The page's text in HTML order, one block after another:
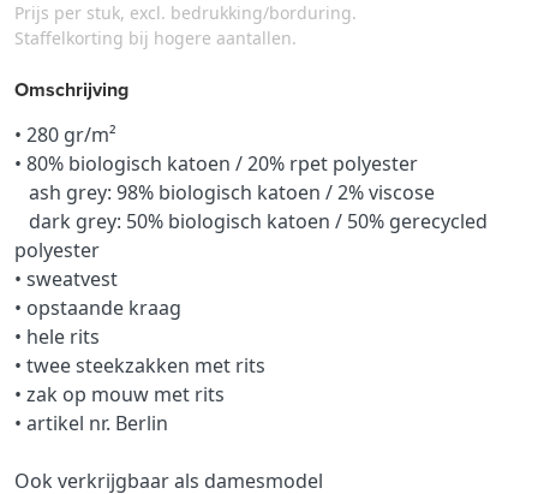
Prijs per stuk, excl. bedrukking/borduring.
Staffelkorting bij hogere aantallen.
Omschrijving
• 280 gr/m²
• 80% biologisch katoen / 20% rpet polyester
ash grey: 98% biologisch katoen / 2% viscose
dark grey: 50% biologisch katoen / 50% gerecycled
polyester
• sweatvest
• opstaande kraag
• hele rits
• twee steekzakken met rits
• zak op mouw met rits
• artikel nr. Berlin
Ook verkrijgbaar als damesmodel